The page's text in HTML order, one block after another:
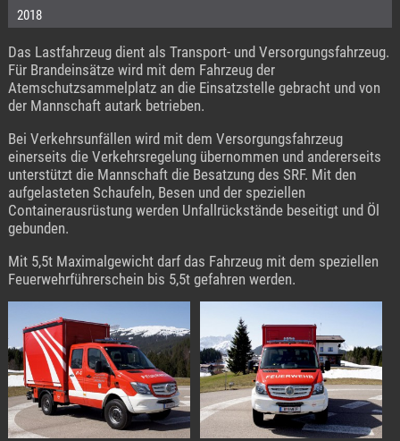
2018
Das Lastfahrzeug dient als Transport- und Versorgungsfahrzeug.
Für Brandeinsätze wird mit dem Fahrzeug der
Atemschutzsammelplatz an die Einsatzstelle gebracht und von
der Mannschaft autark betrieben.
Bei Verkehrsunfällen wird mit dem Versorgungsfahrzeug
einerseits die Verkehrsregelung übernommen und andererseits
unterstützt die Mannschaft die Besatzung des SRF. Mit den
aufgelasteten Schaufeln, Besen und der speziellen
Containerausrüstung werden Unfallrückstände beseitigt und Öl
gebunden.
Mit 5,5t Maximalgewicht darf das Fahrzeug mit dem speziellen
Feuerwehrführerschein bis 5,5t gefahren werden.